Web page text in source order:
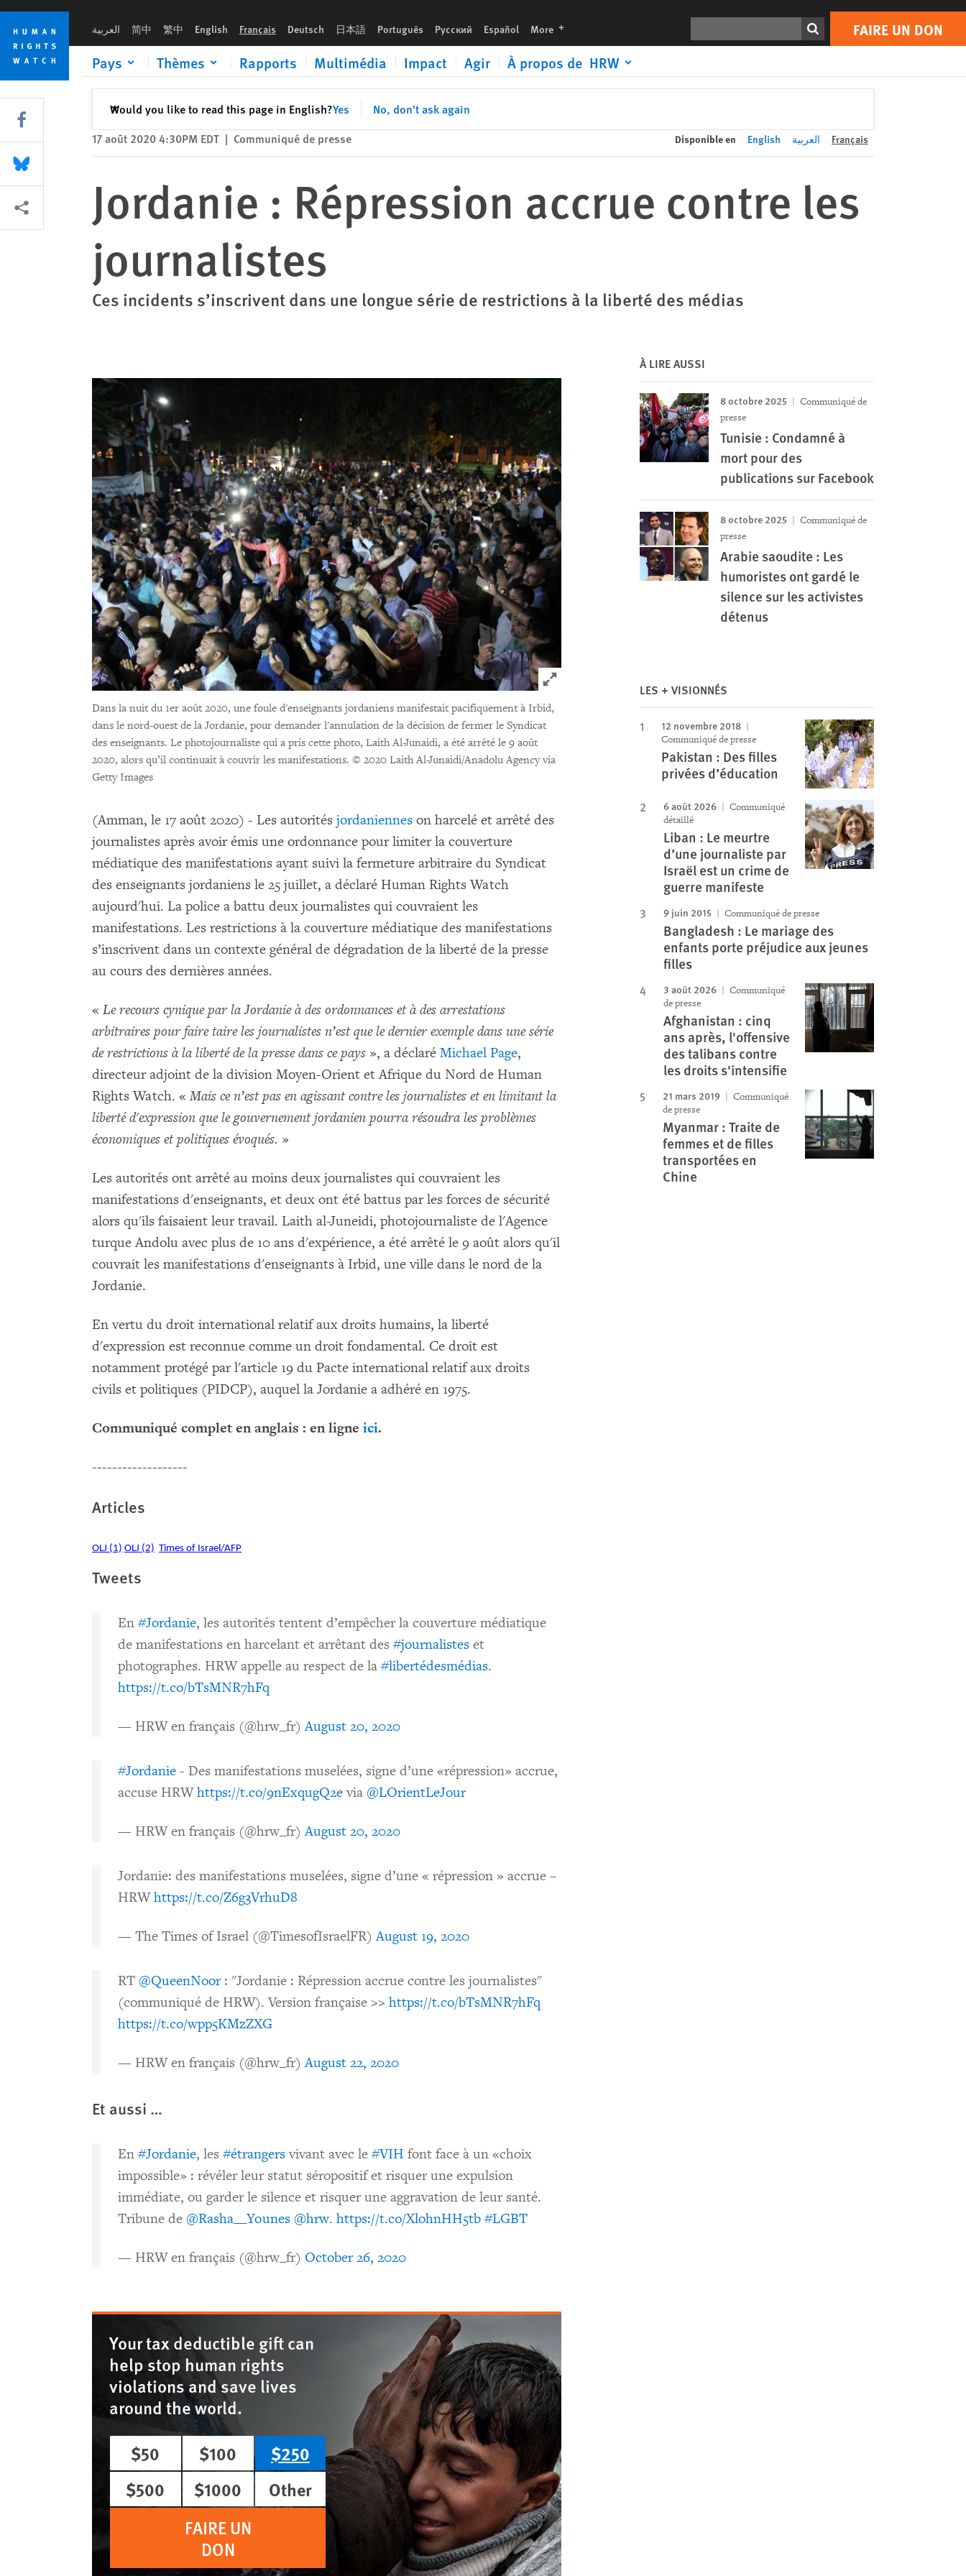
Skip
cookie
privacy
notice
Skip
main
content
العربية 简中 繁中 English Français Deutsch 日本語 Português Русский Español More languages FAIRE UN DON
Pays Thèmes Rapports Multimédia Impact Agir À propos de HRW
Would you like to read this page in English?Yes No, don't ask again
✕Fermer
Print FAIRE UN DON
17 août 2020 4:30PM EDT | Communiqué de presse Disponible en English العربية Français
Jordanie : Répression accrue contre les
journalistes
Ces incidents s’inscrivent dans une longue série de restrictions à la liberté des médias
Click to expand Image
Dans la nuit du 1er août 2020, une foule d'enseignants jordaniens manifestait pacifiquement à Irbid,
dans le nord-ouest de la Jordanie, pour demander l'annulation de la décision de fermer le Syndicat
des enseignants. Le photojournaliste qui a pris cette photo, Laith Al-Junaidi, a été arrêté le 9 août
2020, alors qu’il continuait à couvrir les manifestations. © 2020 Laith Al-Junaidi/Anadolu Agency via
Getty Images
(Amman, le 17 août 2020) - Les autorités jordaniennes on harcelé et arrêté des
journalistes après avoir émis une ordonnance pour limiter la couverture
médiatique des manifestations ayant suivi la fermeture arbitraire du Syndicat
des enseignants jordaniens le 25 juillet, a déclaré Human Rights Watch
aujourd'hui. La police a battu deux journalistes qui couvraient les
manifestations. Les restrictions à la couverture médiatique des manifestations
s’inscrivent dans un contexte général de dégradation de la liberté de la presse
au cours des dernières années.
« Le recours cynique par la Jordanie à des ordonnances et à des arrestations
arbitraires pour faire taire les journalistes n’est que le dernier exemple dans une série
de restrictions à la liberté de la presse dans ce pays », a déclaré Michael Page,
directeur adjoint de la division Moyen-Orient et Afrique du Nord de Human
Rights Watch. «Mais ce n’est pas en agissant contre les journalistes et en limitant la
liberté d'expression que le gouvernement jordanien pourra résoudra les problèmes
économiques et politiques évoqués. »
Les autorités ont arrêté au moins deux journalistes qui couvraient les
manifestations d'enseignants, et deux ont été battus par les forces de sécurité
alors qu'ils faisaient leur travail. Laith al-Juneidi, photojournaliste de l'Agence
turque Andolu avec plus de 10 ans d'expérience, a été arrêté le 9 août alors qu'il
couvrait les manifestations d'enseignants à Irbid, une ville dans le nord de la
Jordanie.
En vertu du droit international relatif aux droits humains, la liberté
d'expression est reconnue comme un droit fondamental. Ce droit est
notamment protégé par l'article 19 du Pacte international relatif aux droits
civils et politiques (PIDCP), auquel la Jordanie a adhéré en 1975.
Communiqué complet en anglais : en ligne ici.
-------------------
Articles
OLJ (1) OLJ (2) Times of Israel/AFP
Tweets
En #Jordanie, les autorités tentent d’empêcher la couverture médiatique
de manifestations en harcelant et arrêtant des #journalistes et
photographes. HRW appelle au respect de la #libertédesmédias.
https://t.co/bTsMNR7hFq
— HRW en français (@hrw_fr)August 20, 2020
#Jordanie - Des manifestations muselées, signe d’une «répression» accrue,
accuse HRWhttps://t.co/9nExqugQ2evia @LOrientLeJour
— HRW en français (@hrw_fr)August 20, 2020
Jordanie: des manifestations muselées, signe d’une « répression » accrue –
HRWhttps://t.co/Z6g3VrhuD8
— The Times of Israel (@TimesofIsraelFR)August 19, 2020
RT @QueenNoor: "Jordanie : Répression accrue contre les journalistes"
(communiqué de HRW). Version française >> https://t.co/bTsMNR7hFq
https://t.co/wpp5KMzZXG
— HRW en français (@hrw_fr)August 22, 2020
Et aussi …
En #Jordanie, les #étrangersvivant avec le #VIH font face à un «choix
impossible» : révéler leur statut séropositif et risquer une expulsion
immédiate, ou garder le silence et risquer une aggravation de leur santé.
Tribune de @Rasha__Younes @hrw. https://t.co/XlohnHH5tb #LGBT
— HRW en français (@hrw_fr) October 26, 2020
Your tax deductible gift can
help stop human rights
violations and save lives
around the world.
$50
$100
$250
$500
$1000
Other
FAIRE UN
DON
À LIRE AUSSI
8 octobre 2025
Communiqué de
presse
Tunisie : Condamné à
mort pour des
publications sur Facebook
8 octobre 2025
Communiqué de
presse
Arabie saoudite : Les
humoristes ont gardé le
silence sur les activistes
détenus
LES + VISIONNÉS
12 novembre 2018
Communiqué de presse
Pakistan : Des filles
privées d’éducation
6 août 2026
Communiqué
détaillé
Liban : Le meurtre
d’une journaliste par
Israël est un crime de
guerre manifeste
9 juin 2015 Communiqué de presse
Bangladesh : Le mariage des
enfants porte préjudice aux jeunes
filles
3 août 2026
Communiqué
de presse
Afghanistan : cinq
ans après, l'offensive
des talibans contre
les droits s'intensifie
21 mars 2019
Communiqué
de presse
Myanmar : Traite de
femmes et de filles
transportées en
Chine
Share this via Facebook
Share this via Bluesky
Share this via Partagez